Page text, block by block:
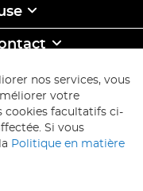
nos services, vous
votre
cookies facultatifs ci-
Si vous
Politique en matière